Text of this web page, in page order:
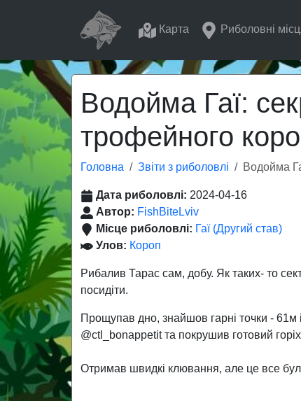
Карта Риболовні
Водойма Гаї:
трофейного
Головна Звіти з риболовлі Водойма
Дата риболовлі: 2024-04-16
Автор: FishBiteLviv
Місце риболовлі: Гаї (Другий став)
Улов: Короп
Рибалив Тарас сам, добу. Як таких- то
посидіти.
Прощупав дно, знайшов гарні точки - 61м
@ctl_bonappetit та покрушив готовий
Отримав швидкі клювання, але це все